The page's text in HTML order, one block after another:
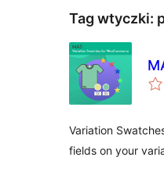
Tag wtyczki:
Variation
fields on your